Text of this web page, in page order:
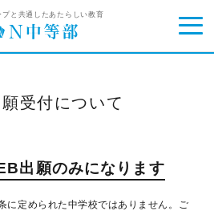
プと共通したあたらしい教育
受付について
出願のみになります
に定められた中学校ではありません。ご